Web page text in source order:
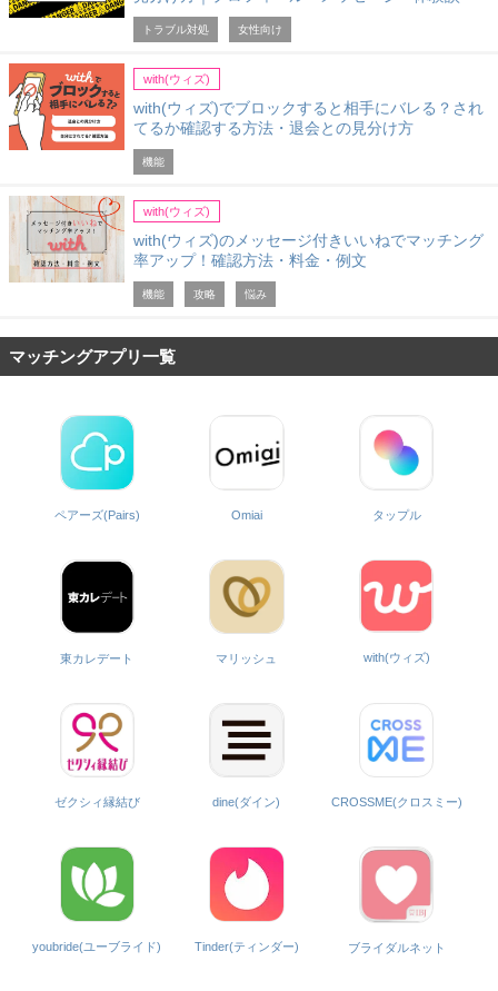
トラブル対処 女性向け
with(ウィズ)
with(ウィズ)でブロックすると相手にバレる？され
てるか確認する方法・退会との見分け方
機能
with(ウィズ)
with(ウィズ)のメッセージ付きいいねでマッチング
率アップ！確認方法・料金・例文
機能 攻略 悩み
マッチングアプリ一覧
ペアーズ(Pairs) Omiai タップル
東カレデート マリッシュ with(ウィズ)
ゼクシィ縁結び dine(ダイン) CROSSME(クロスミー)
youbride(ユーブライド) Tinder(ティンダー) ブライダルネット